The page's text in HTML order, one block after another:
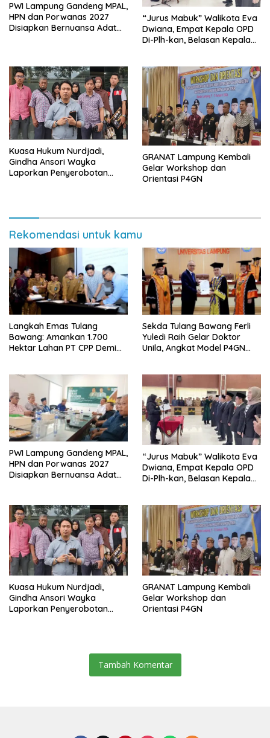
PWI Lampung Gandeng MPAL,
HPN dan Porwanas 2027
Disiapkan Bernuansa Adat
“Jurus Mabuk” Walikota Eva
Dwiana, Empat Kepala OPD
Di-Plh-kan, Belasan Kepala
Kuasa Hukum Nurdjadi,
Gindha Ansori Wayka
Laporkan Penyerobotan
GRANAT Lampung Kembali
Gelar Workshop dan
Orientasi P4GN
Rekomendasi untuk kamu
Langkah Emas Tulang
Bawang: Amankan 1.700
Hektar Lahan PT CPP Demi
Sekda Tulang Bawang Ferli
Yuledi Raih Gelar Doktor
Unila, Angkat Model P4GN
PWI Lampung Gandeng MPAL,
HPN dan Porwanas 2027
Disiapkan Bernuansa Adat
“Jurus Mabuk” Walikota Eva
Dwiana, Empat Kepala OPD
Di-Plh-kan, Belasan Kepala
Kuasa Hukum Nurdjadi,
Gindha Ansori Wayka
Laporkan Penyerobotan
GRANAT Lampung Kembali
Gelar Workshop dan
Orientasi P4GN
Tambah Komentar